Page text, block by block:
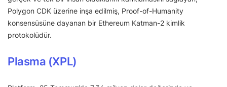
Polygon CDK üzerine inşa edilmiş, Proof-of-Humanity
konsensüsüne dayanan bir Ethereum Katman-2 kimlik
protokolüdür.
Plasma (XPL)